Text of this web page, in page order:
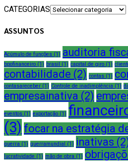
CATEGORIAS
ASSUNTOS
Acúmulo de funções (1) auditoria
bpofinanceiro (1) brasil (1) capital de giro (1)
contabilidade (2) contas (1)
contasareceber (1) Controle de inadimplência (1)
empresainativa (2)
eventos (1) exportação (1)
(3) focar na estratégia
guerra (1) guerramundial (1) inativas
lucratividade (1) mão de obra (1)